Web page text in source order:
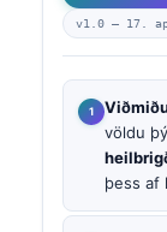
v1.0 — 17.
völdu
þess af